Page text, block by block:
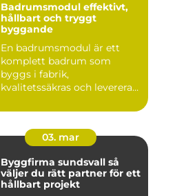
Badrumsmodul effektivt,
hållbart och tryggt
byggande
En badrumsmodul är ett
komplett badrum som
byggs i fabrik,
kvalitetssäkras och levereras
03. mar
Byggfirma sundsvall så
väljer du rätt partner för ett
hållbart projekt